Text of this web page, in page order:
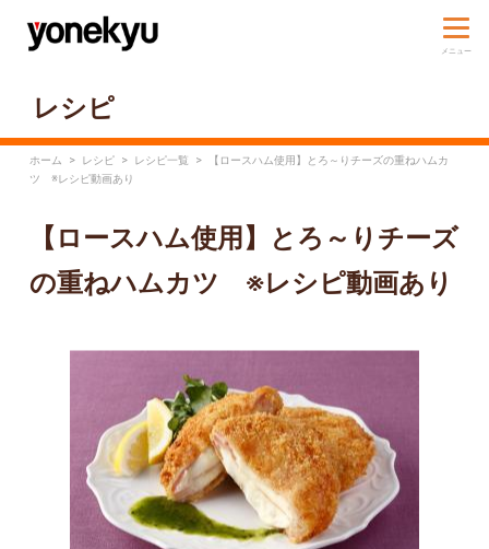
レシピ
ホーム > レシピ > レシピ一覧 >
【ロースハム使用】とろ～りチーズの重ねハムカ
ツ ※レシピ動画あり
【ロースハム使用】とろ～りチーズ
の重ねハムカツ ※レシピ動画あり